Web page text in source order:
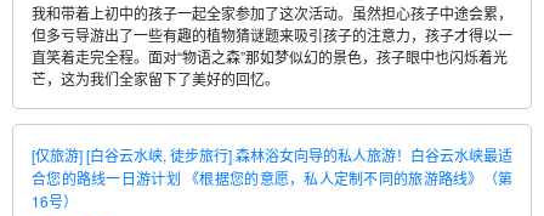
我和带着上初中的孩子一起全家参加了这次活动。虽然担心孩子中途会累，
但多亏导游出了一些有趣的植物猜谜题来吸引孩子的注意力，孩子才得以一
直笑着走完全程。面对“物语之森”那如梦似幻的景色，孩子眼中也闪烁着光
芒，这为我们全家留下了美好的回忆。
[仅旅游] [白谷云水峡, 徒步旅行] 森林浴女向导的私人旅游！白谷云水峡最适
合您的路线一日游计划 《根据您的意愿，私人定制不同的旅游路线》（第
16号）